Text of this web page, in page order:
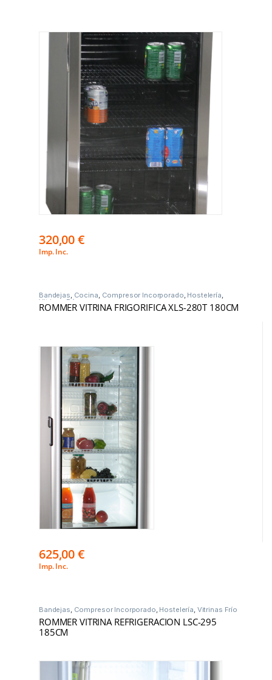
320,00€
Imp. Inc.
Bandejas, Cocina, Compresor Incorporado, Hostelería,
Vitrinas Frío
ROMMER VITRINA FRIGORIFICA XLS-280T 180CM
625,00€
Imp. Inc.
Bandejas, Compresor Incorporado, Hostelería, Vitrinas Frío
ROMMER VITRINA REFRIGERACION LSC-295
185CM